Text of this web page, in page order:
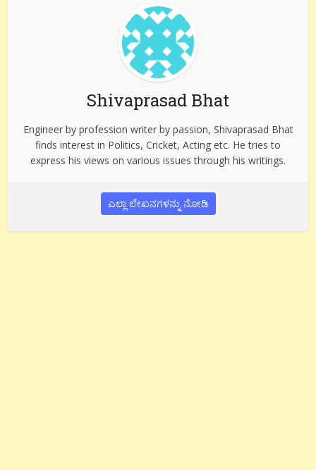
Shivaprasad Bhat
Engineer by profession writer by passion, Shivaprasad Bhat
finds interest in Politics, Cricket, Acting etc. He tries to
express his views on various issues through his writings.
ಎಲ್ಲಾ ಲೇಖನಗಳನ್ನು ನೋಡಿ